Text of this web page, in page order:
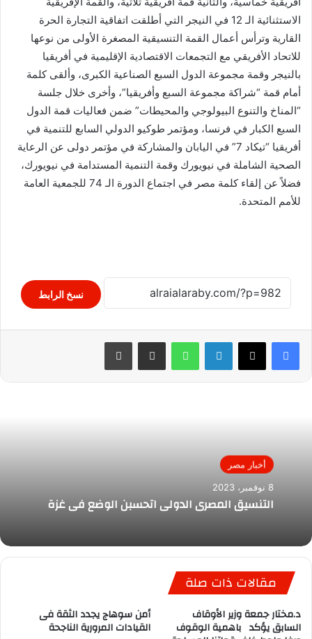
الاستثنائية الـ 12 في النيجر التي أطلقت اتفاقية التجارة الحرة
القارية وترأس أعمال القمة التنسيقية المصغرة الأولى من نوعها
للاتحاد الأفريقي مع التجمعات الاقتصادية الإقليمية في أفريقيا
بالنيجر وقمة مجموعة الدول السبع الصناعية الكبرى، وألقى كلمة
أمام قمة “شراكة مجموعة السبع وأفريقيا”، وأخرى خلال جلسة
“المناخ والتنوع البيولوجي والمحيطات” ضمن فعاليات قمة الدول
السبع الكبار في فرنسا، ومؤتمر طوكيو الدولي السابع للتنمية في
أفريقيا “تيكاد 7” في اليابان والمشاركة في مؤتمر دولى عن الرعاية
الصحية الشاملة في نيويورك وقمة التنمية المستدامة في نيويورك،
فضلاً عن إلقاء كلمة مصر في اجتماع الدورة الـ 74 للجمعية العامة
للأمم المتحدة.
نسخ الرابط
لينكدإن واتساب مشاركة عبر البريد طباعة
أخبار مصر
8 نوفمبر، 2023
التنسيق المصرى الدولى اتحسبن الوضع في غزة
مقالات ذات صلة
أمن سوهاج يجدد الثقة فى
القيادات المرورية الناجحة
د.مختار جمعة وزير الأوقاف
السابق يؤكد باهمية الوقوف